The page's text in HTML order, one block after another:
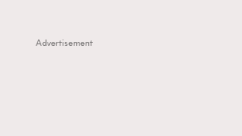
Advertisement